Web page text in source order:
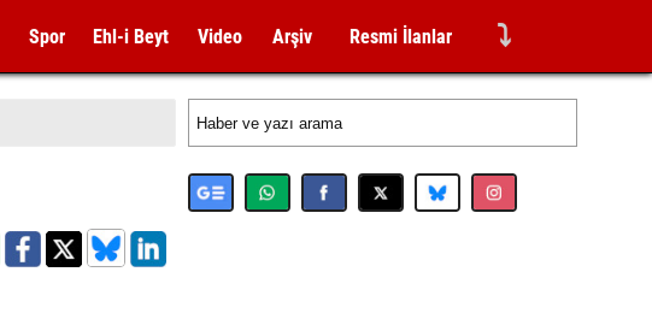
Spor Ehl-i Beyt Video Arşiv Resmi İlanlar ⤵